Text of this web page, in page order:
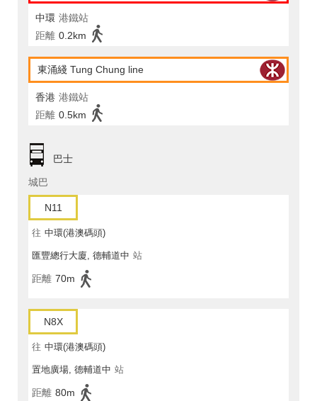
中環 港鐵站
距離 0.2km
東涌綫 Tung Chung line
香港 港鐵站
距離 0.5km
巴士
城巴
N11
往 中環(港澳碼頭)
匯豐總行大廈, 德輔道中 站
距離 70m
N8X
往 中環(港澳碼頭)
置地廣場, 德輔道中 站
距離 80m